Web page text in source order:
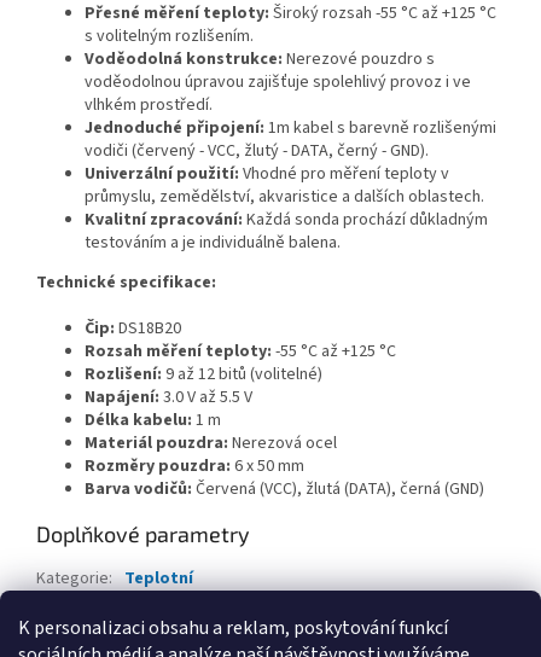
K personalizaci obsahu a reklam, poskytování funkcí
Přesné měření teploty: Široký rozsah -55 °C až +125 °C
s volitelným rozlišením.
Voděodolná konstrukce: Nerezové pouzdro s
voděodolnou úpravou zajišťuje spolehlivý provoz i ve
vlhkém prostředí.
Jednoduché připojení: 1m kabel s barevně rozlišenými
vodiči (červený - VCC, žlutý - DATA, černý - GND).
Univerzální použití: Vhodné pro měření teploty v
průmyslu, zemědělství, akvaristice a dalších oblastech.
Kvalitní zpracování: Každá sonda prochází důkladným
testováním a je individuálně balena.
Technické specifikace:
Čip: DS18B20
Rozsah měření teploty: -55 °C až +125 °C
Rozlišení: 9 až 12 bitů (volitelné)
Napájení: 3.0 V až 5.5 V
Délka kabelu: 1 m
Materiál pouzdra: Nerezová ocel
Rozměry pouzdra: 6 x 50 mm
Barva vodičů: Červená (VCC), žlutá (DATA), černá (GND)
Doplňkové parametry
Kategorie: Teplotní